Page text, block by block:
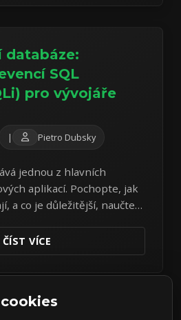
databáze:
SQL
pro vývojáře
| Pietro Dubsky
jednou z hlavních
aplikací. Pochopte, jak
a co je důležitější, naučte
ČÍST VÍCE